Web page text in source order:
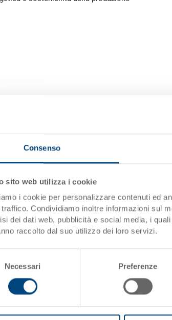
Consenso
sito web utilizza i cookie
i cookie per personalizzare contenuti ed
traffico. Condividiamo inoltre informazioni sul
dei dati web, pubblicità e social media, i
raccolto dal suo utilizzo dei loro servizi.
Necessari Preferenze
RAKO, fondo chiuso